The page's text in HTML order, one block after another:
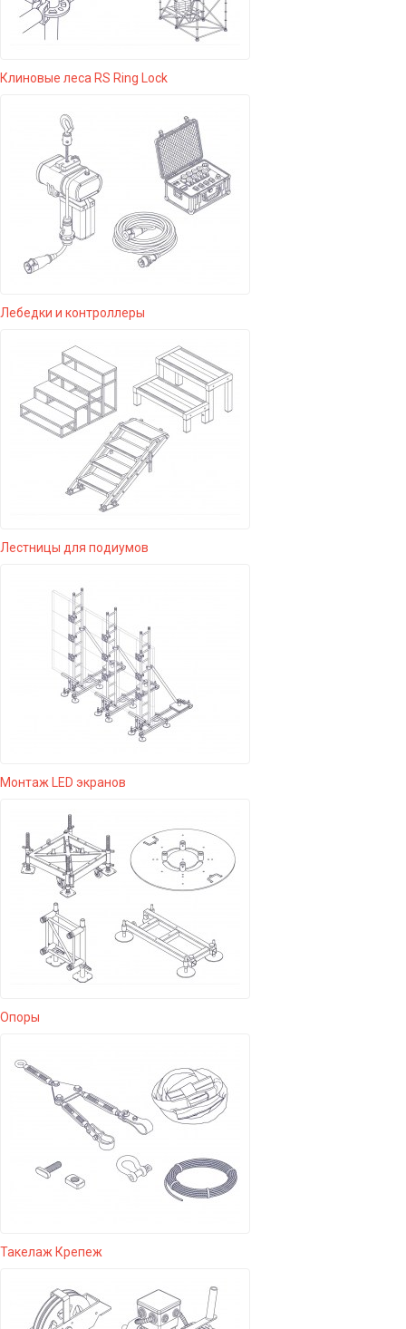
Клиновые леса RS Ring Lock
Лебедки и контроллеры
Лестницы для подиумов
Монтаж LED экранов
Опоры
Такелаж Крепеж